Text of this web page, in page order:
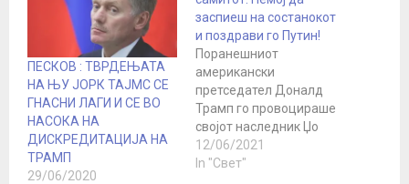
ПЕСКОВ : ТВРДЕЊАТА
НА ЊУ ЈОРК ТАЈМС СЕ
ГНАСНИ ЛАГИ И СЕ ВО
НАСОКА НА
ДИСКРЕДИТАЦИЈА НА
ТРАМП
29/06/2020
заспиеш на состанокот
и поздрави го Путин!
Поранешниот
американски
претседател Доналд
Трамп го провоцираше
својот наследник Џо
Бајден пред престојниот
самит со неговиот руски
12/06/2021
In "Свет"